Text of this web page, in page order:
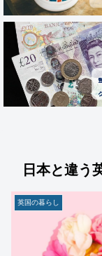
日本と違う
英国の暮らし